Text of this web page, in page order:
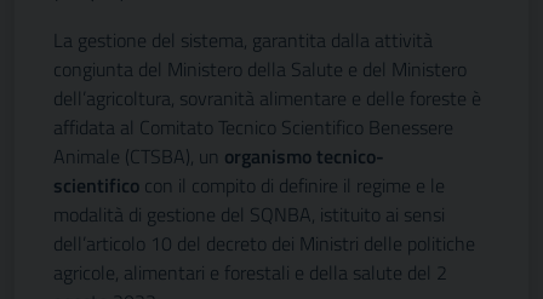
La gestione del sistema, garantita dalla attività
congiunta del Ministero della Salute e del Ministero
dell’agricoltura, sovranità alimentare e delle foreste è
affidata al Comitato Tecnico Scientifico Benessere
Animale (CTSBA), un organismo tecnico-
scientifico con il compito di definire il regime e le
modalità di gestione del SQNBA, istituito ai sensi
dell’articolo 10 del decreto dei Ministri delle politiche
agricole, alimentari e forestali e della salute del 2